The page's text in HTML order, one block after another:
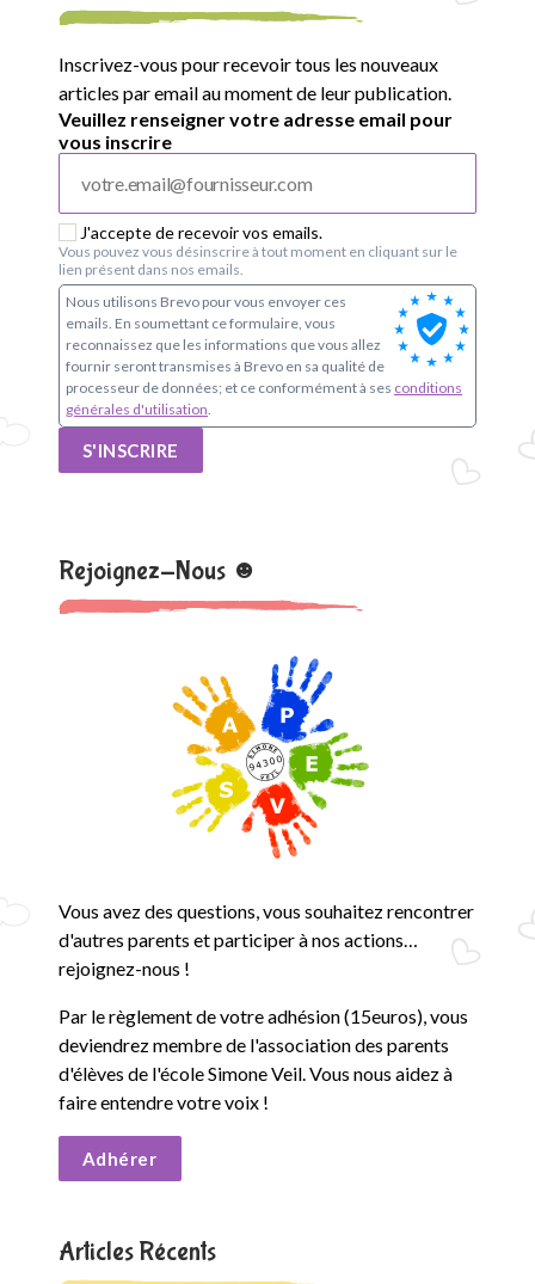
Inscrivez-vous pour recevoir tous les nouveaux
articles par email au moment de leur publication.
Veuillez renseigner votre adresse email pour
vous inscrire
J'accepte de recevoir vos emails.
Vous pouvez vous désinscrire à tout moment en cliquant sur le
lien présent dans nos emails.
Nous utilisons Brevo pour vous envoyer ces
emails. En soumettant ce formulaire, vous
reconnaissez que les informations que vous allez
fournir seront transmises à Brevo en sa qualité de
processeur de données; et ce conformément à ses conditions
générales d'utilisation.
S'INSCRIRE
Rejoignez-Nous ☻
Vous avez des questions, vous souhaitez rencontrer
d'autres parents et participer à nos actions…
rejoignez-nous !
Par le règlement de votre adhésion (15euros), vous
deviendrez membre de l'association des parents
d'élèves de l'école Simone Veil. Vous nous aidez à
faire entendre votre voix !
Adhérer
Articles Récents